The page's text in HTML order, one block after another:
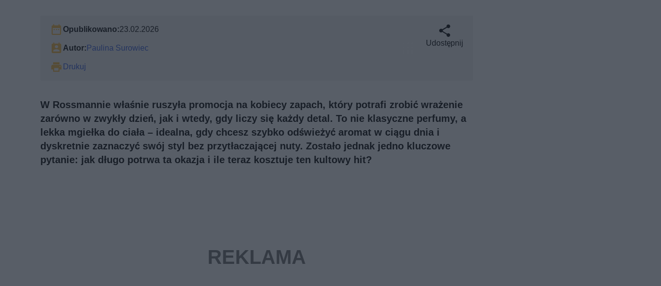
Opublikowano:23.02.2026
Autor:Paulina Surowiec
Drukuj
Udostępnij
W Rossmannie właśnie ruszyła promocja na kobiecy zapach, który potrafi zrobić wrażenie
zarówno w zwykły dzień, jak i wtedy, gdy liczy się każdy detal. To nie klasyczne perfumy, a
lekka mgiełka do ciała – idealna, gdy chcesz szybko odświeżyć aromat w ciągu dnia i
dyskretnie zaznaczyć swój styl bez przytłaczającej nuty. Zostało jednak jedno kluczowe
pytanie: jak długo potrwa ta okazja i ile teraz kosztuje ten kultowy hit?